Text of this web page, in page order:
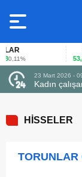
0,11%
23 Mart 2026 -
Kadın
HİSSELER
TORUNLAR